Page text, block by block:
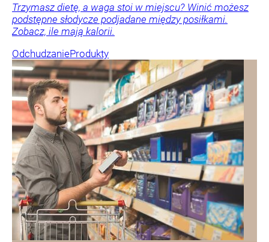
Trzymasz dietę, a waga stoi w miejscu? Winić możesz
podstępne słodycze podjadane między posiłkami.
Zobacz, ile mają kalorii.
OdchudzanieProdukty